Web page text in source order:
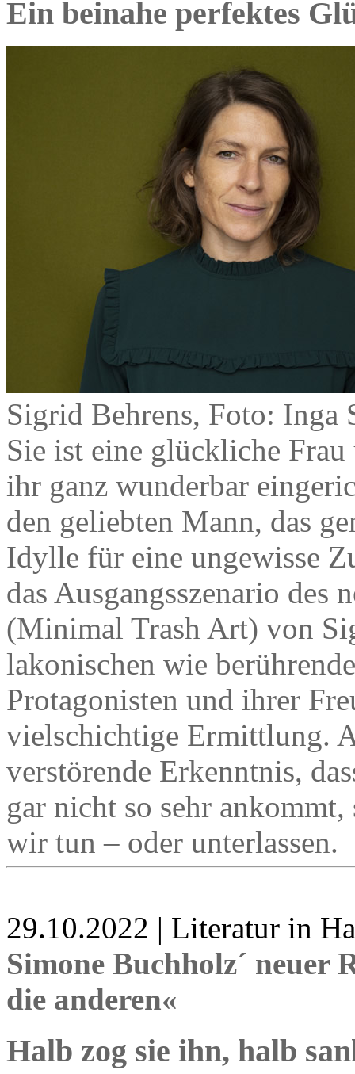
Ein beinahe perfektes
Sigrid Behrens, Foto: Inga
Sie ist eine glückliche
ihr ganz wunderbar
den geliebten Mann, das
Idylle für eine ungewisse
das Ausgangsszenario des
(Minimal Trash Art) von
lakonischen wie
Protagonisten und ihrer
vielschichtige Ermittlung.
verstörende Erkenntnis,
gar nicht so sehr
wir tun – oder unterlassen.
29.10.2022 | Literatur in
Simone Buchholz´ neuer
die anderen«
Halb zog sie ihn, halb